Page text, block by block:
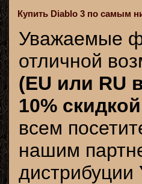
Купить Diablo 3 по самым
Уважаемые
отличной
(EU или RU
10% скидкой
всем
нашим
дистрибуции